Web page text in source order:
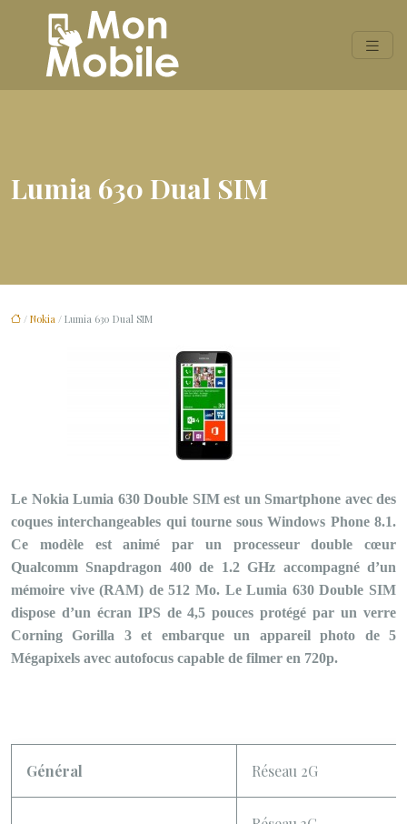
Lumia 630 Dual SIM
/ Nokia / Lumia 630 Dual SIM
Le Nokia Lumia 630 Double SIM est un Smartphone avec des
coques interchangeables qui tourne sous Windows Phone 8.1.
Ce modèle est animé par un processeur double cœur
Qualcomm Snapdragon 400 de 1.2 GHz accompagné d’un
mémoire vive (RAM) de 512 Mo. Le Lumia 630 Double SIM
dispose d’un écran IPS de 4,5 pouces protégé par un verre
Corning Gorilla 3 et embarque un appareil photo de 5
Mégapixels avec autofocus capable de filmer en 720p.
Général Réseau 2G